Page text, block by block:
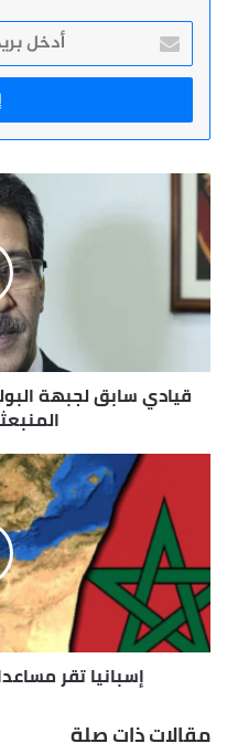
أدخل
بريدك
الإلكتروني
قيادي
سابق
لجبهة
البوليساريو
يفضح
الدعايات
الكاذبة
من
تندوف
قيادي سابق لجبهة
مساعدات
جديدة
للمغرب
إسبانيا تقر
مقالات ذات صلة